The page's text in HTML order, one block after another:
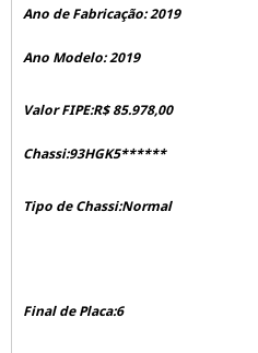
Ano de Fabricação: 2019
Ano Modelo: 2019
Valor FIPE:R$ 85.978,00
Chassi:93HGK5******
Tipo de Chassi:Normal
Final de Placa:6